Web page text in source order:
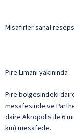
Misafirler sanal
Pire Limanı yakınında
Pire bölgesindeki
mesafesinde ve
daire Akropolis ile 6
km) mesafede.